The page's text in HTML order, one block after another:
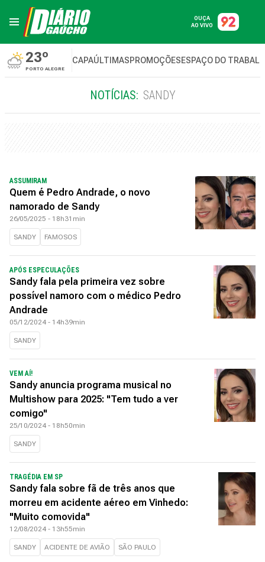
OUÇA
AO VIVO
23º
PORTO ALEGRE
CAPAÚLTIMASPROMOÇÕESESPAÇO DO
NOTÍCIAS: SANDY
ASSUMIRAM
Quem é Pedro Andrade, o novo
namorado de Sandy
26/05/2025 - 18h31min
SANDY FAMOSOS
APÓS ESPECULAÇÕES
Sandy fala pela primeira vez sobre
possível namoro com o médico Pedro
Andrade
05/12/2024 - 14h39min
SANDY
VEM AÍ!
Sandy anuncia programa musical no
Multishow para 2025: "Tem tudo a ver
comigo"
25/10/2024 - 18h50min
SANDY
TRAGÉDIA EM SP
Sandy fala sobre fã de três anos que
morreu em acidente aéreo em Vinhedo:
"Muito comovida"
12/08/2024 - 13h55min
SANDY ACIDENTE DE AVIÃO SÃO PAULO